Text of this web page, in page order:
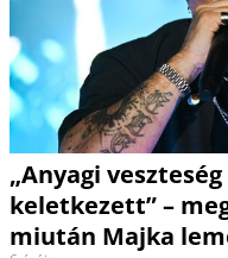
„Anyagi
keletkezett” –
miután Majka